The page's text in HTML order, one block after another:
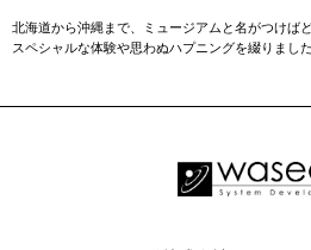
北海道から沖縄まで、ミュージアムと名がつけば
スペシャルな体験や思わぬハプニングを綴りました